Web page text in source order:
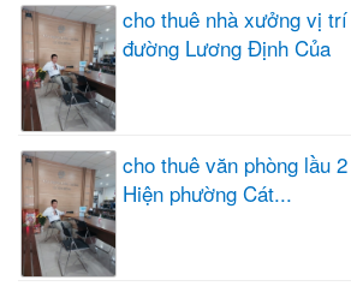
cho thuê nhà xưởng vị
đường Lương Định Của
cho thuê văn phòng lầu
Hiện phường Cát...